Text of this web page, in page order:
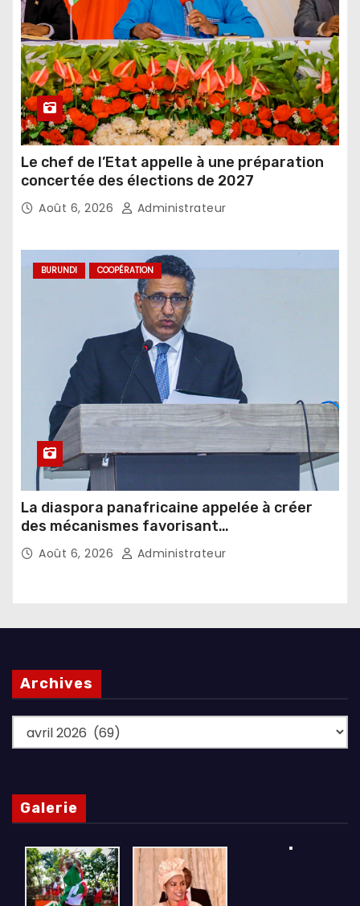
Le chef de l’Etat appelle à une préparation
concertée des élections de 2027
Août 6, 2026 Administrateur
BURUNDI COOPÉRATION
La diaspora panafricaine appelée à créer
des mécanismes favorisant
l’investissement dans les pays d’origine
Août 6, 2026 Administrateur
Archives
Archives
Galerie